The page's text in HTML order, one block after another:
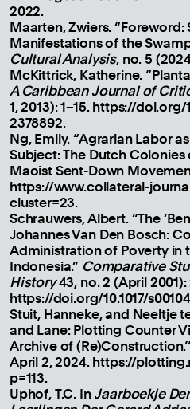
2022.
Maarten, Zwiers.
Manifestations of the
Cultural Analysis, no. 5
McKittrick, Katherine.
A Caribbean Journal of
1, 2013): 1–15. https://doi.org/
2378892.
Ng, Emily. “Agrarian Labor
Subject: The Dutch
Maoist Sent-Down
https://www.collateral-
cluster=23.
Schrauwers, Albert. “The
Johannes Van Den Bosch:
Administration of Poverty in
Indonesia.” Comparative
History43, no. 2 (April
https://doi.org/10.1017/
Stuit, Hanneke, and Neeltje
and Lane: Plotting Counter
Archive of
April 2, 2024. https://
p=113.
Uphof, T.C. InJaarboekje